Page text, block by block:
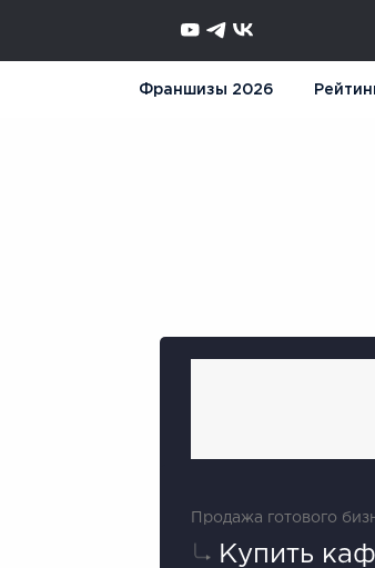
Франшизы 2026
Продажа готового
Купить